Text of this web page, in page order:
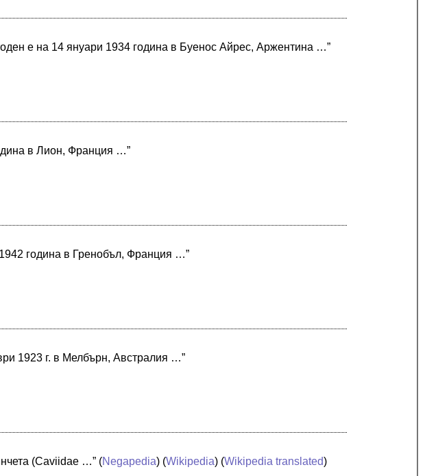
е на 14 януари 1934 година в Буенос Айрес, Аржентина …”
в Лион, Франция …”
година в Гренобъл, Франция …”
1923 г. в Мелбърн, Австралия …”
(Caviidae …” (Negapedia) (Wikipedia) (Wikipedia translated)